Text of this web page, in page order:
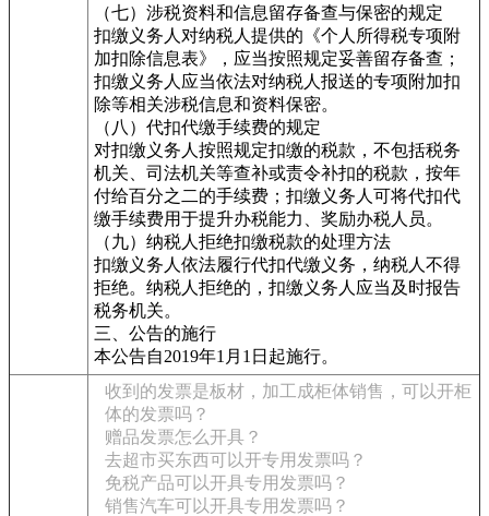
（七）涉税资料和信息留存备查与保密的规定
扣缴义务人对纳税人提供的《个人所得税专项附
加扣除信息表》，应当按照规定妥善留存备查；
扣缴义务人应当依法对纳税人报送的专项附加扣
除等相关涉税信息和资料保密。
（八）代扣代缴手续费的规定
对扣缴义务人按照规定扣缴的税款，不包括税务
机关、司法机关等查补或责令补扣的税款，按年
付给百分之二的手续费；扣缴义务人可将代扣代
缴手续费用于提升办税能力、奖励办税人员。
（九）纳税人拒绝扣缴税款的处理方法
扣缴义务人依法履行代扣代缴义务，纳税人不得
拒绝。纳税人拒绝的，扣缴义务人应当及时报告
税务机关。
三、公告的施行
本公告自2019年1月1日起施行。
收到的发票是板材，加工成柜体销售，可以开柜
体的发票吗？
赠品发票怎么开具？
去超市买东西可以开专用发票吗？
免税产品可以开具专用发票吗？
销售汽车可以开具专用发票吗？